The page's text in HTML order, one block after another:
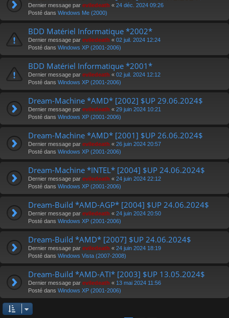
Dernier message par eviledeath « 24 déc. 2024 09:26
Posté dans Windows Me (2000)
BDD Matériel Informatique *2002*
Dernier message par eviledeath « 02 juil. 2024 12:24
Posté dans Windows XP (2001-2006)
BDD Matériel Informatique *2001*
Dernier message par eviledeath « 02 juil. 2024 12:12
Posté dans Windows XP (2001-2006)
Dream-Machine *AMD* [2002] $UP 29.06.2024$
Dernier message par eviledeath « 29 juin 2024 10:21
Posté dans Windows XP (2001-2006)
Dream-Machine *AMD* [2001] $UP 26.06.2024$
Dernier message par eviledeath « 26 juin 2024 20:57
Posté dans Windows XP (2001-2006)
Dream-Machine *INTEL* [2004] $UP 24.06.2024$
Dernier message par eviledeath « 24 juin 2024 22:12
Posté dans Windows XP (2001-2006)
Dream-Build *AMD-AGP* [2004] $UP 24.06.2024$
Dernier message par eviledeath « 24 juin 2024 20:50
Posté dans Windows XP (2001-2006)
Dream-Build *AMD* [2007] $UP 24.06.2024$
Dernier message par eviledeath « 24 juin 2024 18:19
Posté dans Windows Vista (2007-2008)
Dream-Build *AMD-ATI* [2003] $UP 13.05.2024$
Dernier message par eviledeath « 13 mai 2024 11:56
Posté dans Windows XP (2001-2006)